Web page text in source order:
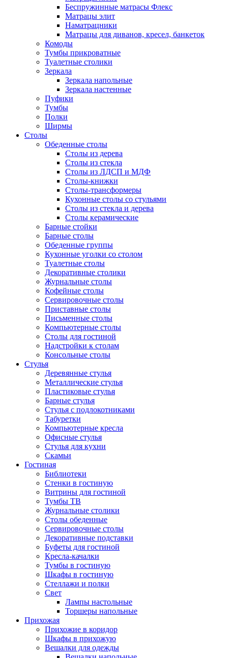
Беспружинные матрасы Флекс
Матрацы элит
Наматрацники
Матрацы для диванов, кресел, банкеток
Комоды
Тумбы прикроватные
Туалетные столики
Зеркала
Зеркала напольные
Зеркала настенные
Пуфики
Тумбы
Полки
Ширмы
Столы
Обеденные столы
Столы из дерева
Столы из стекла
Столы из ЛДСП и МДФ
Столы-книжки
Столы-трансформеры
Кухонные столы со стульями
Столы из стекла и дерева
Столы керамические
Барные стойки
Барные столы
Обеденные группы
Кухонные уголки со столом
Туалетные столы
Декоративные столики
Журнальные столы
Кофейные столы
Сервировочные столы
Приставные столы
Письменные столы
Компьютерные столы
Столы для гостиной
Надстройки к столам
Консольные столы
Стулья
Деревянные стулья
Металлические стулья
Пластиковые стулья
Барные стулья
Стулья с подлокотниками
Табуретки
Компьютерные кресла
Офисные стулья
Стулья для кухни
Скамьи
Гостиная
Библиотеки
Стенки в гостиную
Витрины для гостиной
Тумбы ТВ
Журнальные столики
Столы обеденные
Сервировочные столы
Декоративные подставки
Буфеты для гостиной
Кресла-качалки
Тумбы в гостиную
Шкафы в гостиную
Стеллажи и полки
Свет
Лампы настольные
Торшеры напольные
Прихожая
Прихожие в коридор
Шкафы в прихожую
Вешалки для одежды